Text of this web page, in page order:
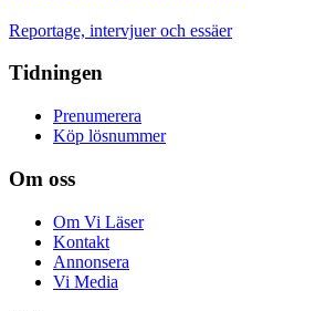
Reportage, intervjuer och essäer
Tidningen
Prenumerera
Köp lösnummer
Om oss
Om Vi Läser
Kontakt
Annonsera
Vi Media